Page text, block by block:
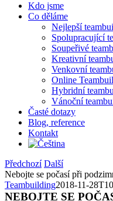
Kdo jsme
Co děláme
Nejlepší
Spolupracující
Soupeřivé
Kreativní
Venkovní
Online
Hybridní
Vánoční
Časté dotazy
Blog, reference
Kontakt
Předchozí Další
Nebojte se počasí při
Teambuilding2018-11-
NEBOJTE SE